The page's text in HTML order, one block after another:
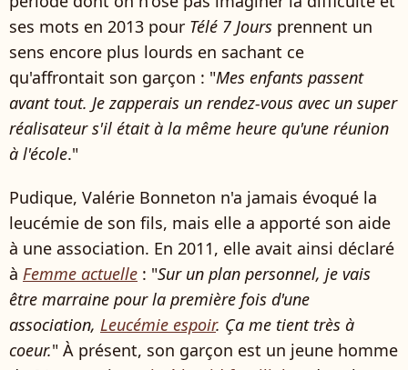
ses mots en 2013 pour Télé 7 Jours prennent un
sens encore plus lourds en sachant ce
qu'affrontait son garçon : "Mes enfants passent
avant tout. Je zapperais un rendez-vous avec un super
réalisateur s'il était à la même heure qu'une réunion
à l'école."
Pudique, Valérie Bonneton n'a jamais évoqué la
leucémie de son fils, mais elle a apporté son aide
à une association. En 2011, elle avait ainsi déclaré
à Femme actuelle : "Sur un plan personnel, je vais
être marraine pour la première fois d'une
association, Leucémie espoir. Ça me tient très à
coeur." À présent, son garçon est un jeune homme